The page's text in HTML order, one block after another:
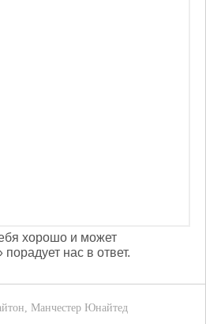
хорошо и может
нас в ответ.
, Манчестер Юнайтед